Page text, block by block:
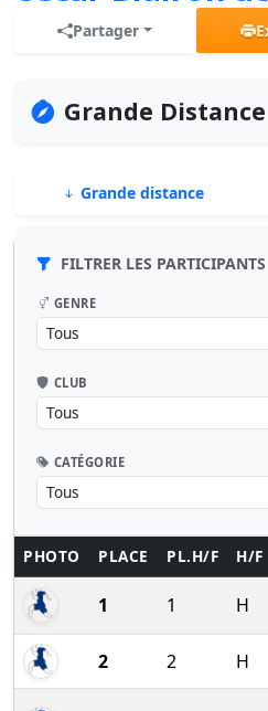
Partager
Grande Distance
Grande distance
FILTRER LES PARTICIPANTS
GENRE
CLUB
CATÉGORIE
PHOTO PLACE PL.H/F H/F
1 1 H
2 2 H